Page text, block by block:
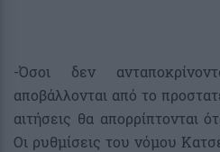
-Όσοι δεν
αποβάλλονται από το
αιτήσεις θα απορρίπτονται
Οι ρυθμίσεις του νόμου